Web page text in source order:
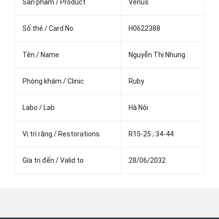
Sản phẩm / Product Venus
Số thẻ / Card No. H0622388
Tên / Name Nguyễn Thị Nhung
Phòng khám / Clinic Ruby
Labo / Lab Hà Nội
Vị trí răng / Restorations R15-25 ; 34-44
Gía trị đến / Valid to 28/06/2032